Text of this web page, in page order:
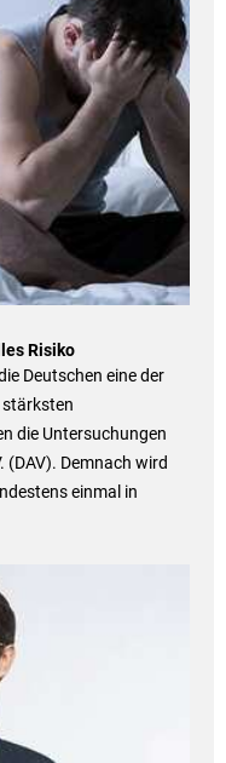
Risiko
Deutschen eine der
die Untersuchungen
(DAV). Demnach wird
einmal in